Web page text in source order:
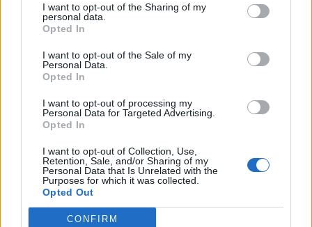
I want to opt-out of the Sharing of my
personal data.
Opted In
I want to opt-out of the Sale of my
Personal Data.
Opted In
I want to opt-out of processing my
Personal Data for Targeted Advertising.
Opted In
I want to opt-out of Collection, Use,
Retention, Sale, and/or Sharing of my
Personal Data that Is Unrelated with the
Purposes for which it was collected.
Opted Out
CONFIRM
Hanss Jakobs Sunnbijs.
Pirmajos piecos dzīves gados attīstās
80 % smadzeņu potenciāla
sajūtās no rīta, ēdot kopā brokastis vai pusdienas,
dodoties pastaigās, darbojoties grupā. Bērnudārzs ir
vieta, kur bērns sagatavojas skolai, taču ar to nav
jāsaprot agrīna akadēmisko zināšanu ieguve. Jā,